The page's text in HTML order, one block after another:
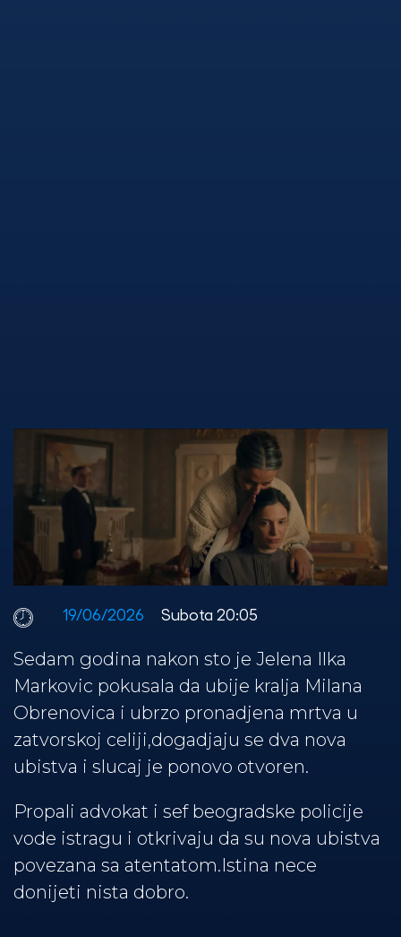
19/06/2026 Subota 20:05
Sedam godina nakon sto je Jelena Ilka
Markovic pokusala da ubije kralja Milana
Obrenovica i ubrzo pronadjena mrtva u
zatvorskoj celiji,dogadjaju se dva nova
ubistva i slucaj je ponovo otvoren.
Propali advokat i sef beogradske policije
vode istragu i otkrivaju da su nova ubistva
povezana sa atentatom.Istina nece
donijeti nista dobro.